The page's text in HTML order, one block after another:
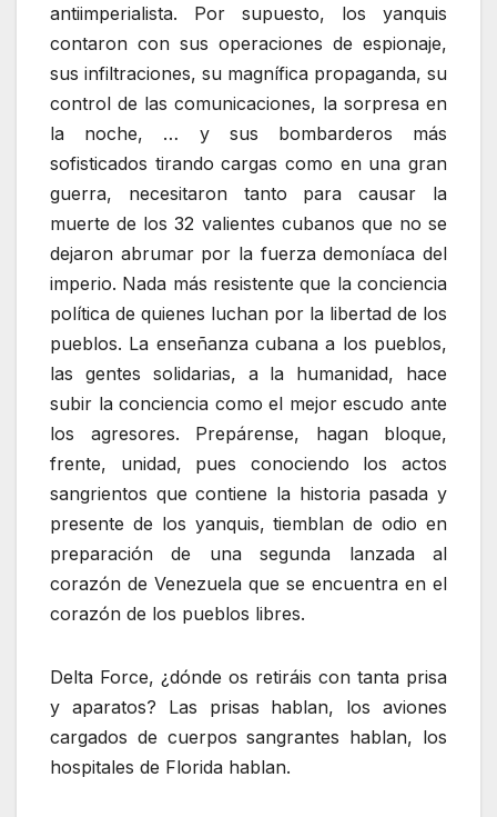
antiimperialista. Por supuesto, los yanquis
contaron con sus operaciones de espionaje,
sus infiltraciones, su magnífica propaganda, su
control de las comunicaciones, la sorpresa en
la noche, … y sus bombarderos más
sofisticados tirando cargas como en una gran
guerra, necesitaron tanto para causar la
muerte de los 32 valientes cubanos que no se
dejaron abrumar por la fuerza demoníaca del
imperio. Nada más resistente que la conciencia
política de quienes luchan por la libertad de los
pueblos. La enseñanza cubana a los pueblos,
las gentes solidarias, a la humanidad, hace
subir la conciencia como el mejor escudo ante
los agresores. Prepárense, hagan bloque,
frente, unidad, pues conociendo los actos
sangrientos que contiene la historia pasada y
presente de los yanquis, tiemblan de odio en
preparación de una segunda lanzada al
corazón de Venezuela que se encuentra en el
corazón de los pueblos libres.
Delta Force, ¿dónde os retiráis con tanta prisa
y aparatos? Las prisas hablan, los aviones
cargados de cuerpos sangrantes hablan, los
hospitales de Florida hablan.